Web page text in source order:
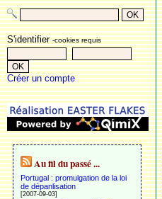
S'identifier-cookies requis
Créer un compte
Au fil du passé ...
Portugal : promulgation de la loi
de dépanlisation
[2007-09-03]